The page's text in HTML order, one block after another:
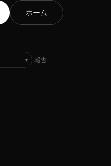
ホーム
▾ ·報告